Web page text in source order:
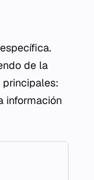
de la
información